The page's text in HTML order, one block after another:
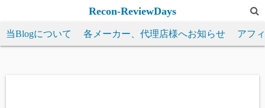
テ
Recon-ReviewDays
当Blogについて 各メーカー、代理店様へお知らせ アフ